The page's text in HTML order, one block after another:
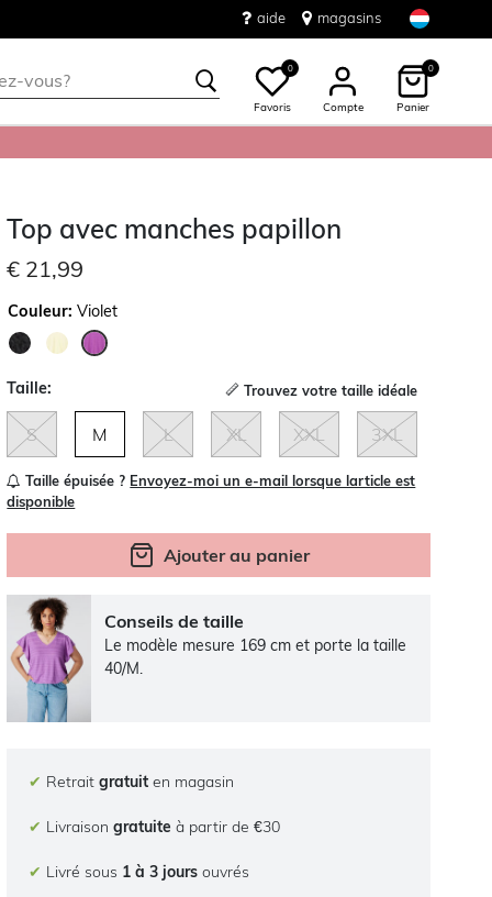
aide magasins
0
Favoris Compte
0
Panier
Top avec manches papillon
€ 21,99
Couleur:Violet
Taille: Trouvez votre taille idéale
S M L XL XXL 3XL
Taille épuisée ? Envoyez-moi un e-mail lorsque larticle est
disponible
Ajouter au panier
Conseils de taille
Le modèle mesure 169 cm et porte la taille
40/M.
✔ Retraitgratuit en magasin
✔ Livraisongratuite à partir de €30
✔ Livré sous 1 à 3 jours ouvrés